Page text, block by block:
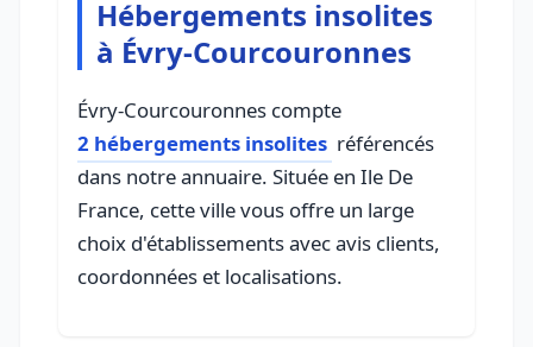
Hébergements insolites
à Évry-Courcouronnes
Évry-Courcouronnes compte
2 hébergements insolites référencés
dans notre annuaire. Située en Ile De
France, cette ville vous offre un large
choix d'établissements avec avis clients,
coordonnées et localisations.